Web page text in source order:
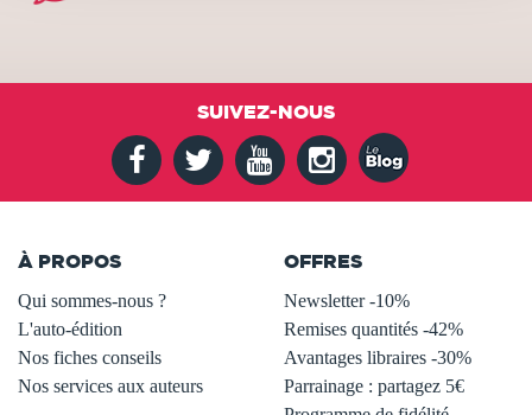
SUIVEZ-NOUS
À PROPOS
Qui sommes-nous ?
L'auto-édition
Nos fiches conseils
Nos services aux auteurs
OFFRES
Newsletter -10%
Remises quantités -42%
Avantages libraires -30%
Parrainage : partagez 5€